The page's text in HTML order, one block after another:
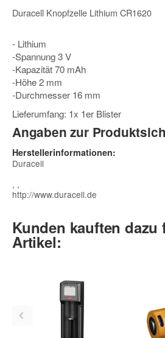
Duracell Knopfzelle Lithium CR1620
- Lithium
-Spannung 3 V
-Kapazität 70 mAh
-Höhe 2 mm
-Durchmesser 16 mm
Lieferumfang: 1x 1er Blister
Angaben zur
Herstellerinformationen:
Duracell
, ,
http://www.duracell.de
Kunden kauften dazu
Artikel: